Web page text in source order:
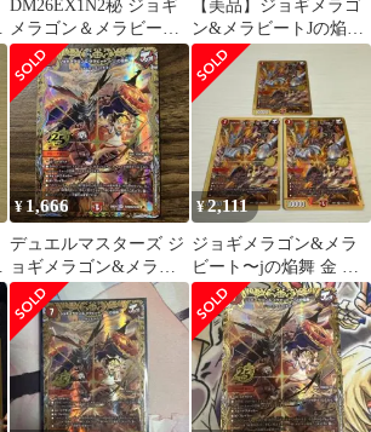
DM26EX1N2秘 ジョギ
メラゴン＆メラビート
～Jの焔舞～ シークレ
ット 1枚
【美品】ジョギメラゴ
ン&メラビートJの焔舞
シークレット
¥1,666
デュエルマスターズ ジ
ョギメラゴン&メラビ
ート Jの焔舞 シークレ
ット 1枚
¥2,111
ジョギメラゴン&メラ
ビート〜jの焔舞 金 ゴ
ールド シク シークレッ
ト 3枚